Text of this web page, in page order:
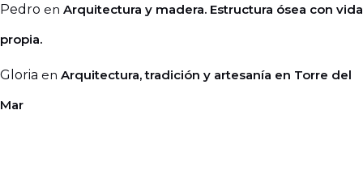
Pedro en Arquitectura y madera. Estructura ósea con vida
propia.
Gloria en Arquitectura, tradición y artesanía en Torre del
Mar